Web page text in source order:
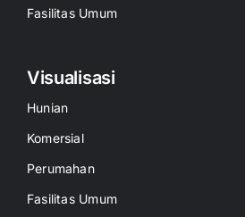
Fasilitas Umum
Visualisasi
Hunian
Komersial
Perumahan
Fasilitas Umum